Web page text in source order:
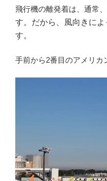
飛行機の離発着は、通常
す。だから、風向きに
す。
手前から2番目のアメリカ